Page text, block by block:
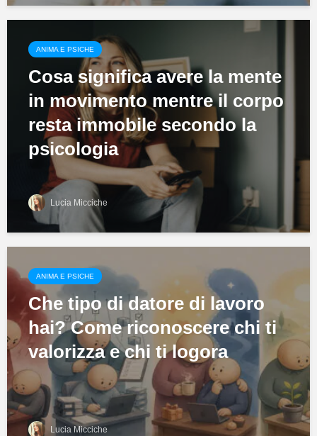
ANIMA E PSICHE
Cosa significa avere la mente
in movimento mentre il corpo
resta immobile secondo la
psicologia
Lucia Micciche
ANIMA E PSICHE
Che tipo di datore di lavoro
hai? Come riconoscere chi ti
valorizza e chi ti logora
Lucia Micciche